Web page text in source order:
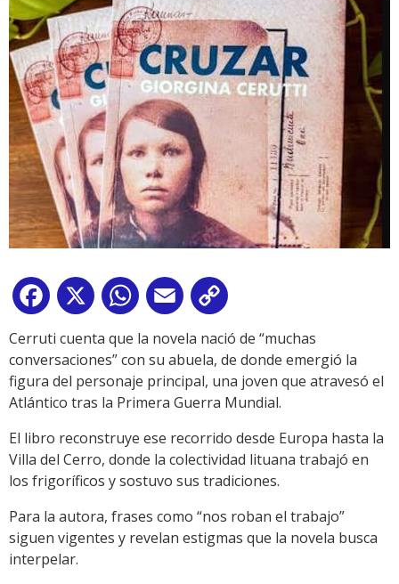
Facebook
X WhatsApp
Email
Link
Cerruti cuenta que la novela nació de “muchas
conversaciones” con su abuela, de donde emergió la
figura del personaje principal, una joven que atravesó el
Atlántico tras la Primera Guerra Mundial.
El libro reconstruye ese recorrido desde Europa hasta la
Villa del Cerro, donde la colectividad lituana trabajó en
los frigoríficos y sostuvo sus tradiciones.
Para la autora, frases como “nos roban el trabajo”
siguen vigentes y revelan estigmas que la novela busca
interpelar.